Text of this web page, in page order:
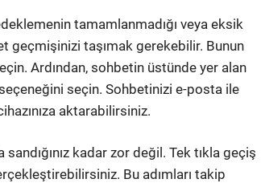
tamamlanmadığı veya eksik
geçmişinizi taşımak gerekebilir. Bunun
Ardından, sohbetin üstünde yer alan
seçin. Sohbetinizi e-posta ile
aktarabilirsiniz.
kadar zor değil. Tek tıkla geçiş
Bu adımları takip